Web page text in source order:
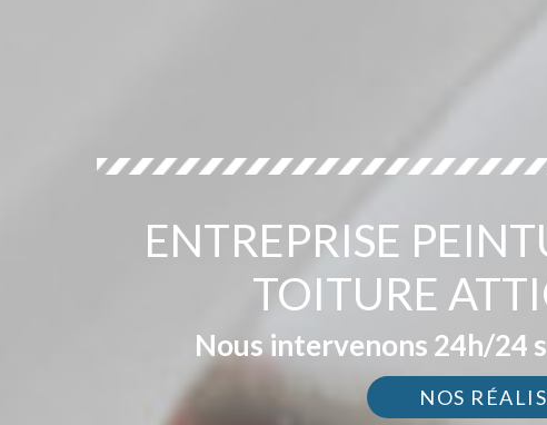
ENTREPRISE
TOITURE
Nous intervenons 24h/24
NOS